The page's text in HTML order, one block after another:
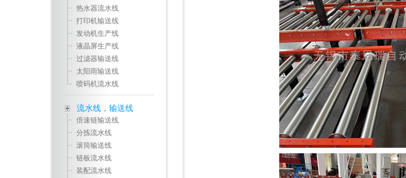
热水器流水线
打印机输送线
发动机生产线
液晶屏生产线
过滤器输送线
太阳雨输送线
喷码机流水线
流水线，输送线
倍速链输送线
分拣流水线
滚筒输送线
链板流水线
装配流水线